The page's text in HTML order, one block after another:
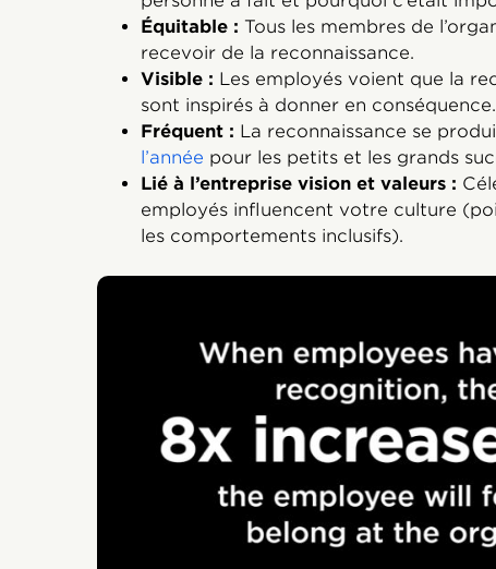
Équitable : Tous les membres de
recevoir de la reconnaissance.
Visible : Les employés voient que la
sont inspirés à donner en conséquence.
Fréquent : La reconnaissance se
l’année pour les petits et les grands
Lié à l’entreprise vision et valeurs :
employés influencent votre culture
les comportements inclusifs).